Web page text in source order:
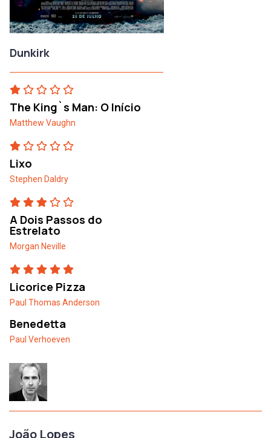
Dunkirk
The King`s Man: O Início
Matthew Vaughn
Lixo
Stephen Daldry
A Dois Passos do
Estrelato
Morgan Neville
Licorice Pizza
Paul Thomas Anderson
Benedetta
Paul Verhoeven
João Lopes